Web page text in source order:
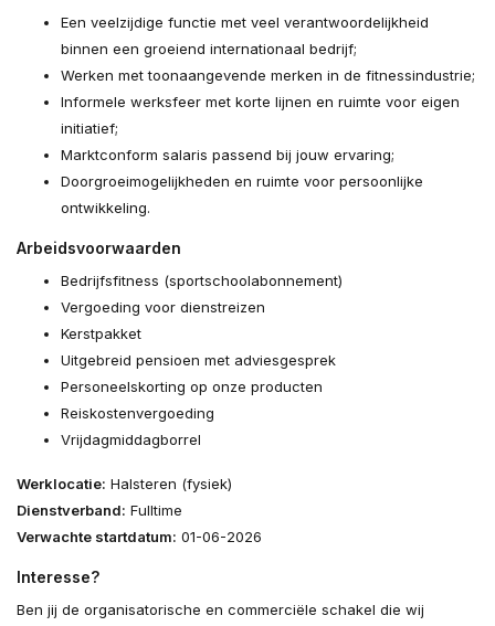
Een veelzijdige functie met veel verantwoordelijkheid
binnen een groeiend internationaal bedrijf;
Werken met toonaangevende merken in de fitnessindustrie;
Informele werksfeer met korte lijnen en ruimte voor eigen
initiatief;
Marktconform salaris passend bij jouw ervaring;
Doorgroeimogelijkheden en ruimte voor persoonlijke
ontwikkeling.
Arbeidsvoorwaarden
Bedrijfsfitness (sportschoolabonnement)
Vergoeding voor dienstreizen
Kerstpakket
Uitgebreid pensioen met adviesgesprek
Personeelskorting op onze producten
Reiskostenvergoeding
Vrijdagmiddagborrel
Werklocatie: Halsteren (fysiek)
Dienstverband: Fulltime
Verwachte startdatum: 01-06-2026
Interesse?
Ben jij de organisatorische en commerciële schakel die wij